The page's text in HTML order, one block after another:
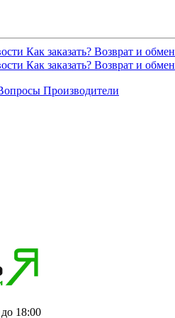
Как заказать? Возврат и обмен
Как заказать? Возврат и обмен
Производители
18:00